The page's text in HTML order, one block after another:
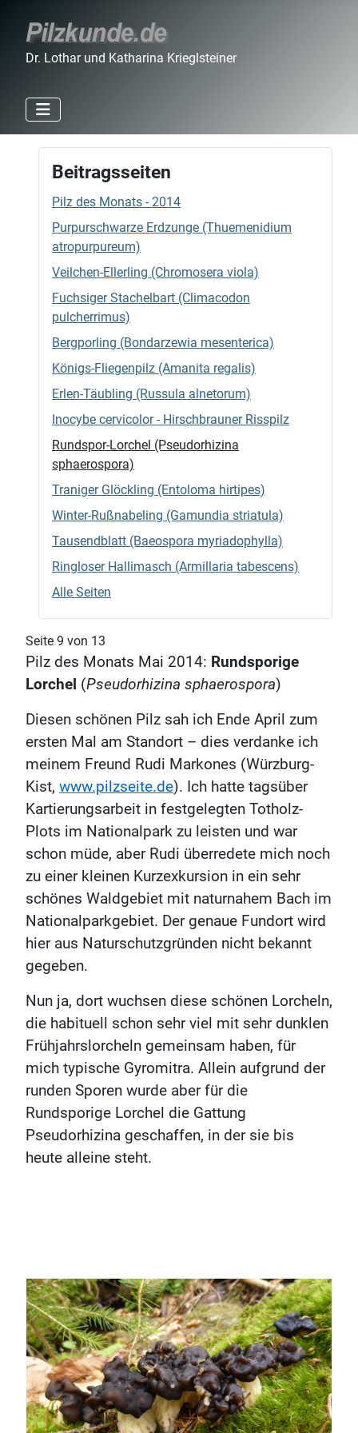
Dr. Lothar und Katharina Krieglsteiner
Beitragsseiten
Pilz des Monats - 2014
Purpurschwarze Erdzunge (Thuemenidium
atropurpureum)
Veilchen-Ellerling (Chromosera viola)
Fuchsiger Stachelbart (Climacodon
pulcherrimus)
Bergporling (Bondarzewia mesenterica)
Königs-Fliegenpilz (Amanita regalis)
Erlen-Täubling (Russula alnetorum)
Inocybe cervicolor - Hirschbrauner Risspilz
Rundspor-Lorchel (Pseudorhizina
sphaerospora)
Traniger Glöckling (Entoloma hirtipes)
Winter-Rußnabeling (Gamundia striatula)
Tausendblatt (Baeospora myriadophylla)
Ringloser Hallimasch (Armillaria tabescens)
Alle Seiten
Seite 9 von 13
Pilz des Monats Mai 2014: Rundsporige
Lorchel (Pseudorhizina sphaerospora)
Diesen schönen Pilz sah ich Ende April zum
ersten Mal am Standort – dies verdanke ich
meinem Freund Rudi Markones (Würzburg-
Kist, www.pilzseite.de). Ich hatte tagsüber
Kartierungsarbeit in festgelegten Totholz-
Plots im Nationalpark zu leisten und war
schon müde, aber Rudi überredete mich noch
zu einer kleinen Kurzexkursion in ein sehr
schönes Waldgebiet mit naturnahem Bach im
Nationalparkgebiet. Der genaue Fundort wird
hier aus Naturschutzgründen nicht bekannt
gegeben.
Nun ja, dort wuchsen diese schönen Lorcheln,
die habituell schon sehr viel mit sehr dunklen
Frühjahrslorcheln gemeinsam haben, für
mich typische Gyromitra. Allein aufgrund der
runden Sporen wurde aber für die
Rundsporige Lorchel die Gattung
Pseudorhizina geschaffen, in der sie bis
heute alleine steht.